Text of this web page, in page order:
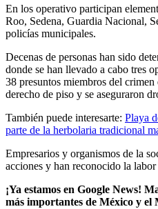
En los operativo participan
Roo, Sedena, Guardia Nacional,
policías municipales.
Decenas de personas han sido
donde se han llevado a cabo tres
38 presuntos miembros del
derecho de piso y se aseguraron
También puede interesarte: Playa
parte de la herbolaria tradicional
Empresarios y organismos de la
acciones y han reconocido la labor
¡Ya estamos en Google News!
más importantes de México y el